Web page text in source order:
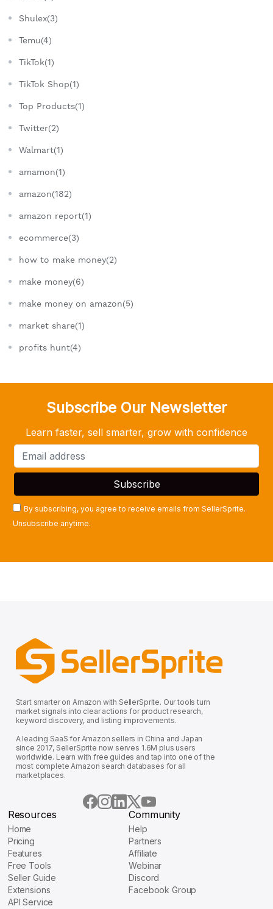
Shulex(3)
Temu(4)
TikTok(1)
TikTok Shop(1)
Top Products(1)
Twitter(2)
Walmart(1)
amamon(1)
amazon(182)
amazon report(1)
ecommerce(3)
how to make money(2)
make money(6)
make money on amazon(5)
market share(1)
profits hunt(4)
Subscribe Our Newsletter
Learn faster, sell smarter, grow with confidence
By subscribing, you agree to receive emails from SellerSprite.
Unsubscribe anytime.